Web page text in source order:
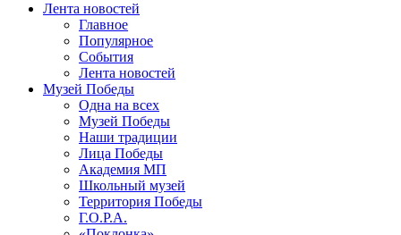
Лента новостей
Главное
Популярное
События
Лента новостей
Музей Победы
Одна на всех
Музей Победы
Наши традиции
Лица Победы
Академия МП
Школьный музей
Территория Победы
Г.О.Р.А.